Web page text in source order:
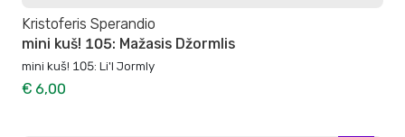
Kristoferis Sperandio
mini kuš! 105: Mažasis Džormlis
mini kuš! 105: Li'l Jormly
€ 6,00